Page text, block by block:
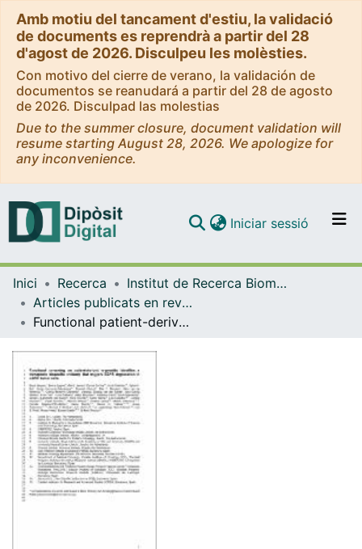
Amb motiu del tancament d'estiu, la validació
de documents es reprendrà a partir del 28
d'agost de 2026. Disculpeu les molèsties.
Con motivo del cierre de verano, la validación de
documentos se reanudará a partir del 28 de agosto
de 2026. Disculpad las molestias
Due to the summer closure, document validation will
resume starting August 28, 2026. We apologize for
any inconvenience.
Navega per tot el DD
Iniciar sessió (current)
Inici Recerca
Institut de Recerca Biomèdica (IRB Barcelona)
Articles publicats en revistes (Institut de Recerca Biomèdica (IRB Barcelona))
Functional patient-derived organoid screenings identify MCLA-158 as a therapeutic EGFR × LGR5 bispecific antibody with efficacy in epithelial tumors